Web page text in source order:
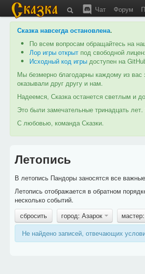
Чат Форум
Сказка навсегда остановлена.
По всем вопросам обращайтесь на
Лор игры открыт под свободной
Исходный код игры доступен на
Мы безмерно благодарны каждому из вас
оказывали друг другу и нам.
Надеемся, Сказка останется светлым и
Это были замечательные тринадцать
С любовью, команда Сказки.
Летопись
В летопись Пандоры заносятся все
Летопись отображается в обратном
несколько событий.
сбросить
город: Азарок
Не найдено записей, отвечающих